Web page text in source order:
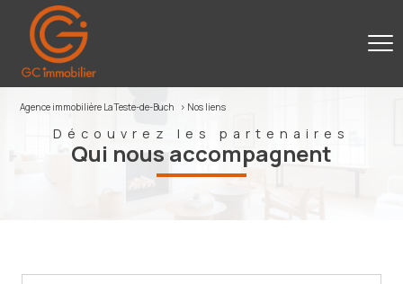
Agence immobilière La Teste-de-Buch Nos liens
Découvrez les partenaires
qui nous accompagnent